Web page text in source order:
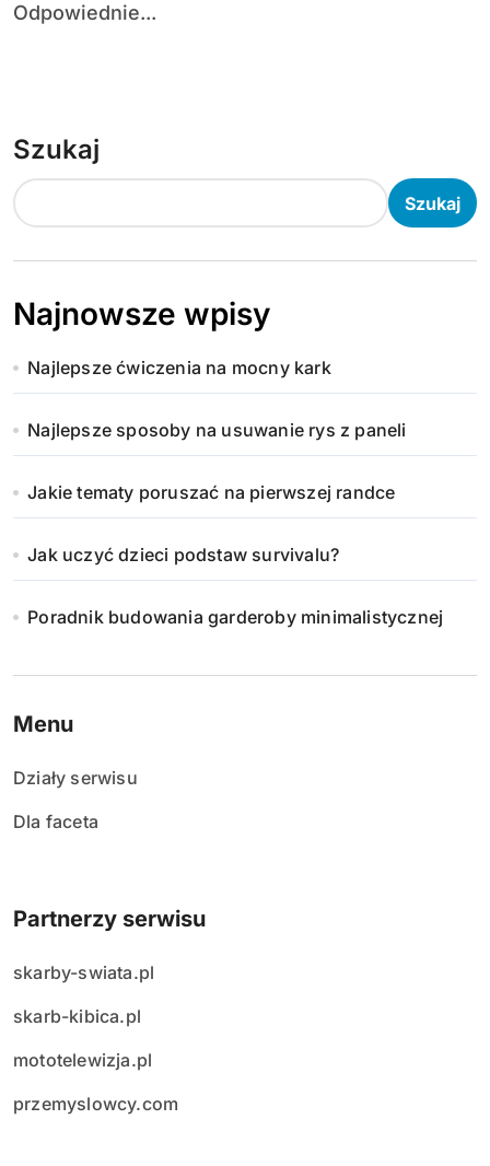
Odpowiednie...
Szukaj
Szukaj
Najnowsze wpisy
Najlepsze ćwiczenia na mocny kark
Najlepsze sposoby na usuwanie rys z paneli
Jakie tematy poruszać na pierwszej randce
Jak uczyć dzieci podstaw survivalu?
Poradnik budowania garderoby minimalistycznej
Menu
Działy serwisu
Dla faceta
Partnerzy serwisu
skarby-swiata.pl
skarb-kibica.pl
mototelewizja.pl
przemyslowcy.com